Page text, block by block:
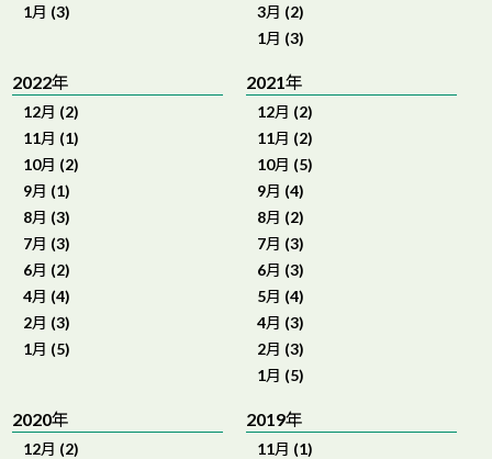
1月 (3)
3月 (2)
1月 (3)
2022年
12月 (2)
11月 (1)
10月 (2)
9月 (1)
8月 (3)
7月 (3)
6月 (2)
4月 (4)
2月 (3)
1月 (5)
2021年
12月 (2)
11月 (2)
10月 (5)
9月 (4)
8月 (2)
7月 (3)
6月 (3)
5月 (4)
4月 (3)
2月 (3)
1月 (5)
2020年
12月 (2)
2019年
11月 (1)